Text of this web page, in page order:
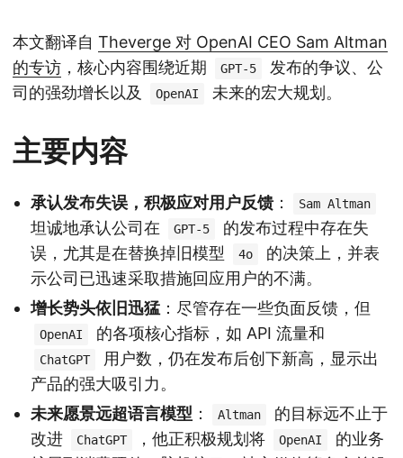
本文翻译自 Theverge 对 OpenAI CEO Sam Altman
的专访 ，核心内容围绕近期 GPT-5
发布的争议、公
司的强劲增长以及
OpenAI 未来的宏大规划。
主要内容
承认发布失误，积极应对用户反馈： Sam Altman
坦诚地承认公司在 GPT-5
的发布过程中存在失
误，尤其是在替换掉旧模型
4o
的决策上，并表
示公司已迅速采取措施回应用户的不满。
增长势头依旧迅猛 ：尽管存在一些负面反馈，但
OpenAI 的各项核心指标，如 API 流量和
ChatGPT
用户数，仍在发布后创下新高，显示出
产品的强大吸引力。
未来愿景远超语言模型 ： Altman
的目标远不止于
改进
ChatGPT ，他正积极规划将 OpenAI
的业务